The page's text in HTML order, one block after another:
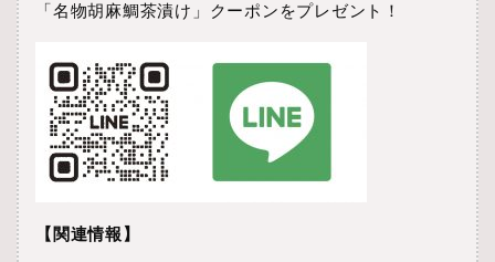
「名物胡麻鯛茶漬け」クーポンをプレゼント！
【関連情報】